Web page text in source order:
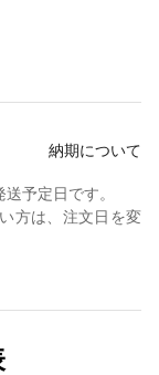
納期について
予定日です。
方は、注文日を変